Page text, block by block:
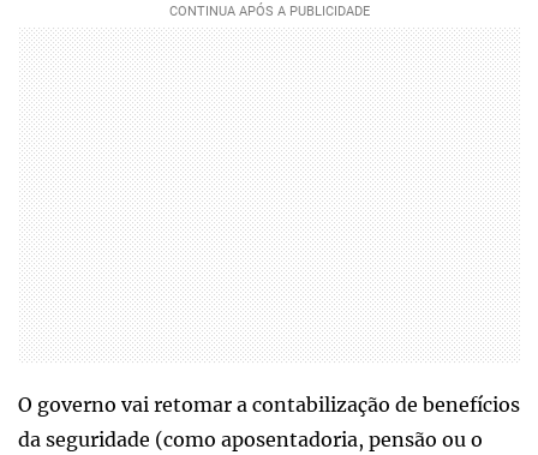
O governo vai retomar a contabilização de benefícios
da seguridade (como aposentadoria, pensão ou o